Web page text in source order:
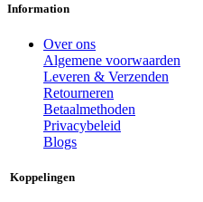
Information
Over ons
Algemene voorwaarden
Leveren & Verzenden
Retourneren
Betaalmethoden
Privacybeleid
Blogs
Koppelingen